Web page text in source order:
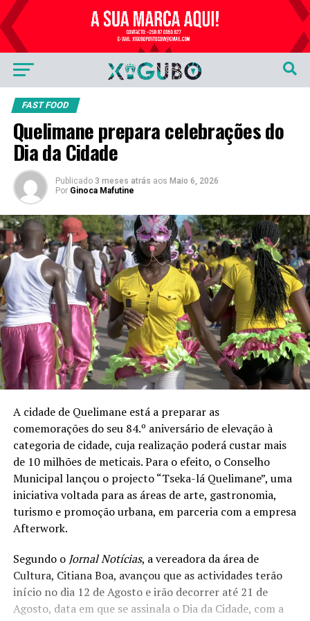
Publicidade
FAST FOOD
Quelimane prepara celebrações do
Dia da Cidade
Publicado 3 meses atrás aos Maio 6, 2026
Por Ginoca Mafutine
A cidade de Quelimane está a preparar as
comemorações do seu 84.º aniversário de elevação à
categoria de cidade, cuja realização poderá custar mais
de 10 milhões de meticais. Para o efeito, o Conselho
Municipal lançou o projecto “Tseka-lá Quelimane”, uma
iniciativa voltada para as áreas de arte, gastronomia,
turismo e promoção urbana, em parceria com a empresa
Afterwork.
Segundo o Jornal Notícias, a vereadora da área de
Cultura, Citiana Boa, avançou que as actividades terão
início no dia 12 de Agosto e irão decorrer até 21 de
Agosto, data em que se assinala o Dia da Cidade, com a